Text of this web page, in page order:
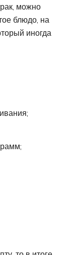
можно
блюдо, на
иногда